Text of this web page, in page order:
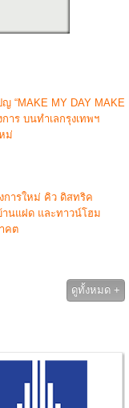
“MAKE MY DAY MAKE
าร บนทำเลกรุงเทพฯ
ม่
การใหม่ คิว ดิสทริค
านแฝด และทาวน์โฮม
คต
ดูทั้งหมด +